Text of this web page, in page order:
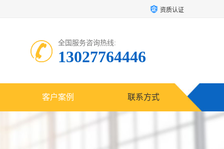
资质认证
全国服务咨询热线:
13027764446
客户案例 联系方式